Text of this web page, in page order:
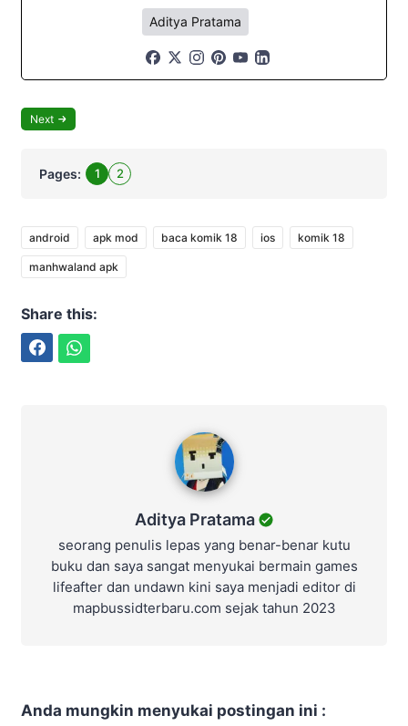
Aditya Pratama
Next
Pages: 1 2
android apk mod baca komik 18 ios komik 18
manhwaland apk
Share this:
Aditya Pratama
seorang penulis lepas yang benar-benar kutu
buku dan saya sangat menyukai bermain games
lifeafter dan undawn kini saya menjadi editor di
mapbussidterbaru.com sejak tahun 2023
Anda mungkin menyukai postingan ini :